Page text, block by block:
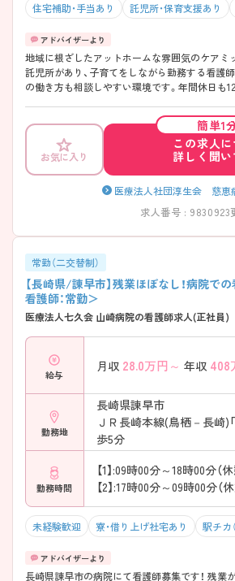
住宅補助・手当あり 託児所・保育支援あり
地域に根ざしたアットホームな雰囲気のケアミ
託児所があり、子育てをしながら勤務する看護
の働き方も相談しやすい環境です。年間休日も
お気に入り
簡単1
この求人に
詳しく聞い
医療法人社団淳生会 慈恵
求人番号 : 9830923
常勤（二交替制）
【長崎県/諌早市】残業ほぼなし！病院で
看護師：常勤＞
医療法人七久会 山崎病院の看護師求人(正社員)
給与
月収 28.0万円～ 年収 408
勤務地
長崎県諫早市
ＪＲ長崎本線(鳥栖－長崎)
歩5分
勤務時間
【1】:09時00分～18時00分（
【2】:17時00分～09時00分（
未経験歓迎 寮・借り上げ社宅あり 駅チカ
長崎県諌早市の病院にて看護師募集です！ 残業